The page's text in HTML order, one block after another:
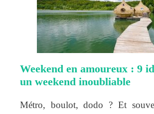
Weekend en amoureux : 9
un weekend inoubliable
Métro, boulot, dodo ? Et